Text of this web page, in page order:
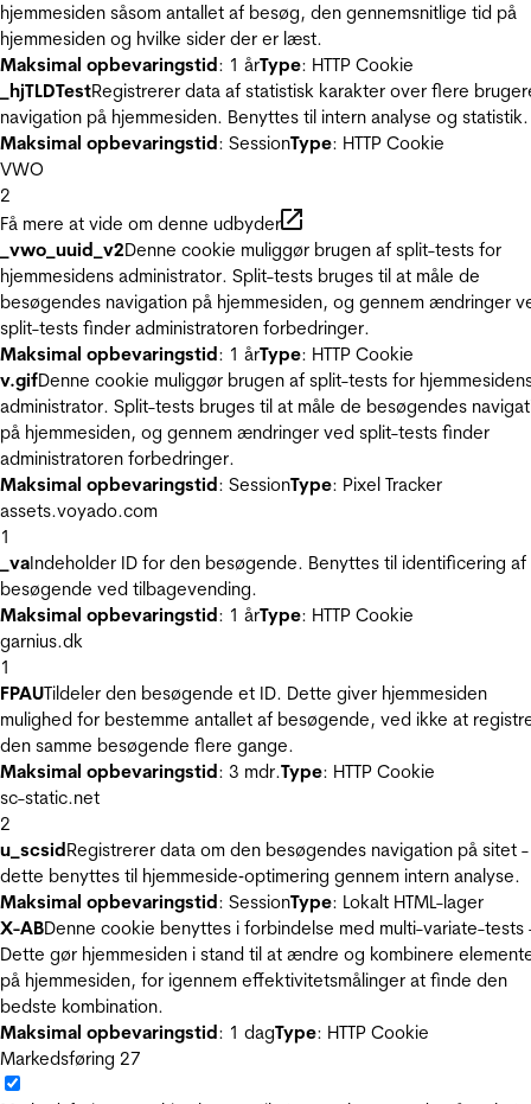
hjemmesiden såsom antallet af besøg, den gennemsnitlige tid på
hjemmesiden og hvilke sider der er læst.
Maksimal opbevaringstid: 1 årType: HTTP Cookie
_hjTLDTestRegistrerer data af statistisk karakter over flere
navigation på hjemmesiden. Benyttes til intern analyse og statistik.
Maksimal opbevaringstid: SessionType: HTTP Cookie
VWO
2
Få mere at vide om denne udbyder
_vwo_uuid_v2Denne cookie muliggør brugen af split-tests for
hjemmesidens administrator. Split-tests bruges til at måle de
besøgendes navigation på hjemmesiden, og gennem ændringer
split-tests finder administratoren forbedringer.
Maksimal opbevaringstid: 1 årType: HTTP Cookie
v.gifDenne cookie muliggør brugen af split-tests for
administrator. Split-tests bruges til at måle de besøgendes
på hjemmesiden, og gennem ændringer ved split-tests finder
administratoren forbedringer.
Maksimal opbevaringstid: SessionType: Pixel Tracker
assets.voyado.com
1
_vaIndeholder ID for den besøgende. Benyttes til identificering af
besøgende ved tilbagevending.
Maksimal opbevaringstid: 1 årType: HTTP Cookie
garnius.dk
1
FPAUTildeler den besøgende et ID. Dette giver hjemmesiden
mulighed for bestemme antallet af besøgende, ved ikke at
den samme besøgende flere gange.
Maksimal opbevaringstid: 3 mdr.Type: HTTP Cookie
sc-static.net
2
u_scsidRegistrerer data om den besøgendes navigation på sitet -
dette benyttes til hjemmeside‐optimering gennem intern analyse.
Maksimal opbevaringstid: SessionType: Lokalt HTML-lager
X-ABDenne cookie benyttes i forbindelse med multi-variate-tests
Dette gør hjemmesiden i stand til at ændre og kombinere
på hjemmesiden, for igennem effektivitetsmålinger at finde den
bedste kombination.
Maksimal opbevaringstid: 1 dagType: HTTP Cookie
Markedsføring 27